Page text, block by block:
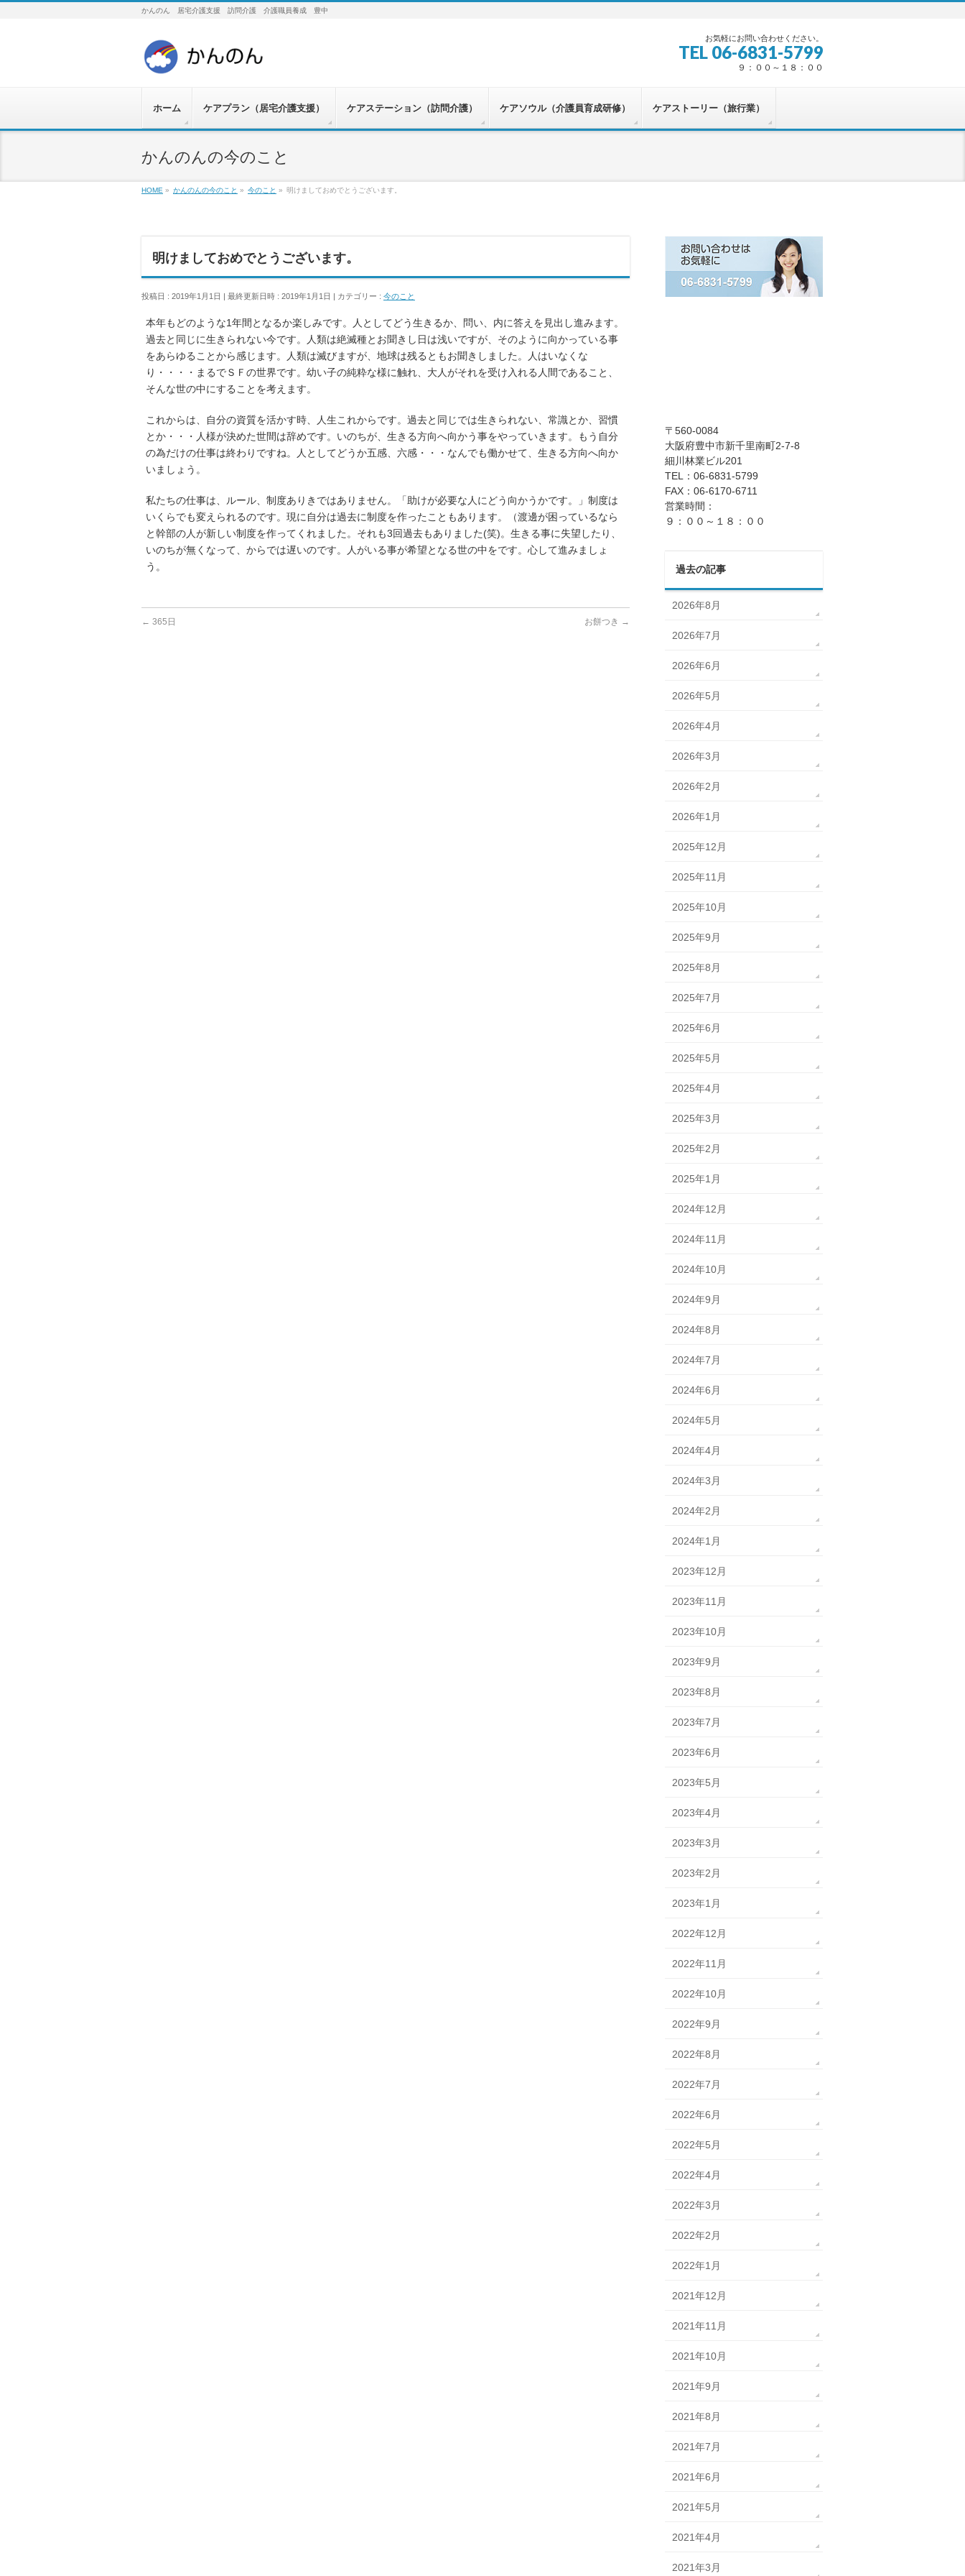
かんのん 居宅介護支援 訪問介護 介護職員養成 豊中
お気軽にお問い合わせください。
TEL 06-6831-5799
９：００～１８：００
ホーム ケアプラン（居宅介護支援） ケアステーション（訪問介護） ケアソウル（介護員育成研修） ケアストーリー（旅行業）
かんのんの今のこと
HOME » かんのんの今のこと » 今のこと » 明けましておめでとうございます。
明けましておめでとうございます。
投稿日 : 2019年1月1日 最終更新日時 : 2019年1月1日 カテゴリー : 今のこと
本年もどのような1年間となるか楽しみです。人としてどう生きるか、問い、内に答えを見出し進みます。
過去と同じに生きられない今です。人類は絶滅種とお聞きし日は浅いですが、そのように向かっている事
をあらゆることから感じます。人類は滅びますが、地球は残るともお聞きしました。人はいなくな
り・・・・まるでＳＦの世界です。幼い子の純粋な様に触れ、大人がそれを受け入れる人間であること、
そんな世の中にすることを考えます。
これからは、自分の資質を活かす時、人生これからです。過去と同じでは生きられない、常識とか、習慣
とか・・・人様が決めた世間は辞めです。いのちが、生きる方向へ向かう事をやっていきます。もう自分
の為だけの仕事は終わりですね。人としてどうか五感、六感・・・なんでも働かせて、生きる方向へ向か
いましょう。
私たちの仕事は、ルール、制度ありきではありません。「助けが必要な人にどう向かうかです。」制度は
いくらでも変えられるのです。現に自分は過去に制度を作ったこともあります。（渡邊が困っているなら
と幹部の人が新しい制度を作ってくれました。それも3回過去もありました(笑)。生きる事に失望したり、
いのちが無くなって、からでは遅いのです。人がいる事が希望となる世の中をです。心して進みましょ
う。
← 365日 お餅つき →
〒560-0084
大阪府豊中市新千里南町2-7-8
細川林業ビル201
TEL：06-6831-5799
FAX：06-6170-6711
営業時間：
９：００～１８：００
過去の記事
2026年8月
2026年7月
2026年6月
2026年5月
2026年4月
2026年3月
2026年2月
2026年1月
2025年12月
2025年11月
2025年10月
2025年9月
2025年8月
2025年7月
2025年6月
2025年5月
2025年4月
2025年3月
2025年2月
2025年1月
2024年12月
2024年11月
2024年10月
2024年9月
2024年8月
2024年7月
2024年6月
2024年5月
2024年4月
2024年3月
2024年2月
2024年1月
2023年12月
2023年11月
2023年10月
2023年9月
2023年8月
2023年7月
2023年6月
2023年5月
2023年4月
2023年3月
2023年2月
2023年1月
2022年12月
2022年11月
2022年10月
2022年9月
2022年8月
2022年7月
2022年6月
2022年5月
2022年4月
2022年3月
2022年2月
2022年1月
2021年12月
2021年11月
2021年10月
2021年9月
2021年8月
2021年7月
2021年6月
2021年5月
2021年4月
2021年3月